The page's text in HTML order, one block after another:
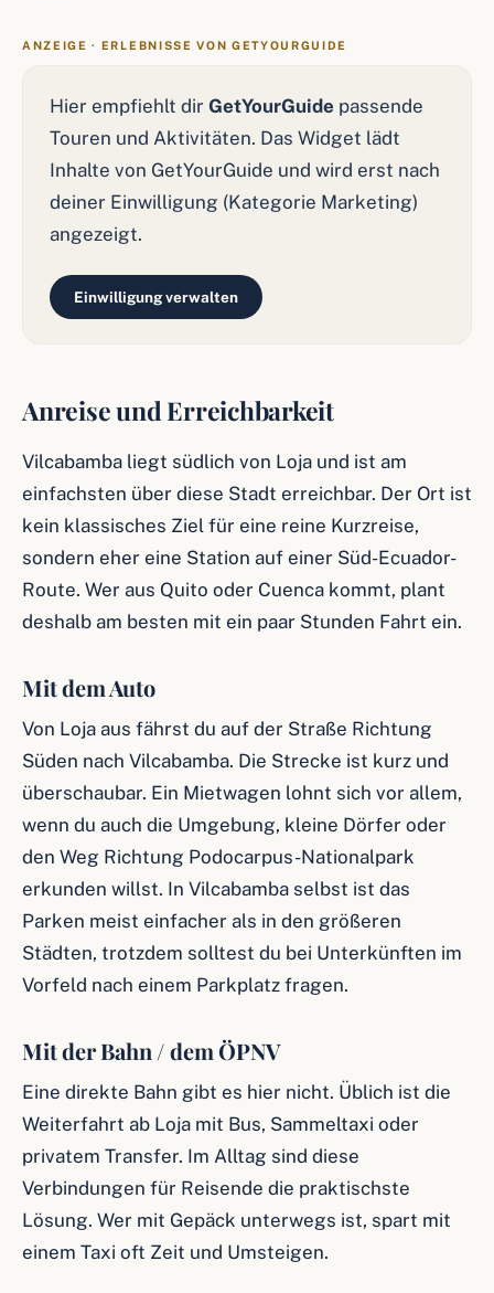
ANZEIGE · ERLEBNISSE VON GETYOURGUIDE
Hier empfiehlt dir GetYourGuide passende
Touren und Aktivitäten. Das Widget lädt
Inhalte von GetYourGuide und wird erst nach
deiner Einwilligung (Kategorie Marketing)
angezeigt.
Einwilligung verwalten
Anreise und Erreichbarkeit
Vilcabamba liegt südlich von Loja und ist am
einfachsten über diese Stadt erreichbar. Der Ort ist
kein klassisches Ziel für eine reine Kurzreise,
sondern eher eine Station auf einer Süd-Ecuador-
Route. Wer aus Quito oder Cuenca kommt, plant
deshalb am besten mit ein paar Stunden Fahrt ein.
Mit dem Auto
Von Loja aus fährst du auf der Straße Richtung
Süden nach Vilcabamba. Die Strecke ist kurz und
überschaubar. Ein Mietwagen lohnt sich vor allem,
wenn du auch die Umgebung, kleine Dörfer oder
den Weg Richtung Podocarpus-Nationalpark
erkunden willst. In Vilcabamba selbst ist das
Parken meist einfacher als in den größeren
Städten, trotzdem solltest du bei Unterkünften im
Vorfeld nach einem Parkplatz fragen.
Mit der Bahn / dem ÖPNV
Eine direkte Bahn gibt es hier nicht. Üblich ist die
Weiterfahrt ab Loja mit Bus, Sammeltaxi oder
privatem Transfer. Im Alltag sind diese
Verbindungen für Reisende die praktischste
Lösung. Wer mit Gepäck unterwegs ist, spart mit
einem Taxi oft Zeit und Umsteigen.